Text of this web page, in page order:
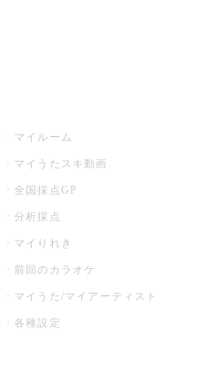
マイルーム
マイうたスキ動画
全国採点GP
分析採点
マイりれき
前回のカラオケ
マイうた/マイアーティスト
各種設定